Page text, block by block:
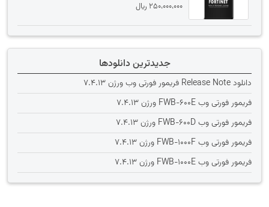
250،000،000 ﷼
جدیدترین دانلودها
دانلود Release Note فریمور فورتی وب ورژن 7.4.13
فریمور فورتی وب FWB-600E ورژن 7.4.13
فریمور فورتی وب FWB-600D ورژن 7.4.13
فریمور فورتی وب FWB-1000F ورژن 7.4.13
فریمور فورتی وب FWB-1000E ورژن 7.4.13